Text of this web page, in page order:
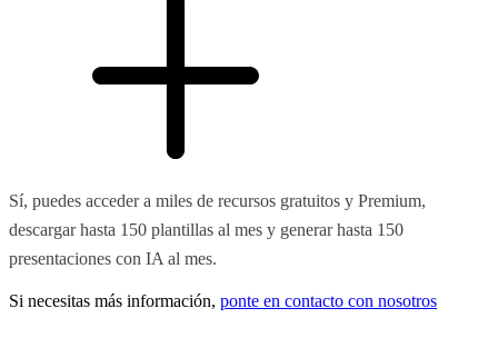
Sí, puedes acceder a miles de recursos gratuitos y Premium,
descargar hasta 150 plantillas al mes y generar hasta 150
presentaciones con IA al mes.
Si necesitas más información, ponte en contacto con nosotros